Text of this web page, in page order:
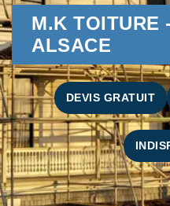
M.K TOITURE
ALSACE
DEVIS GRATUIT